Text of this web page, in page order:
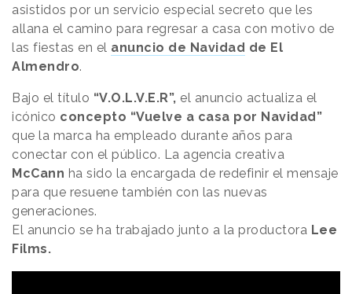
asistidos por un servicio especial secreto que les
allana el camino para regresar a casa con motivo de
las fiestas en el anuncio de Navidad de El
Almendro.
Bajo el título “V.O.L.V.E.R”, el anuncio actualiza el
icónico concepto “Vuelve a casa por Navidad”
que la marca ha empleado durante años para
conectar con el público. La agencia creativa
McCann ha sido la encargada de redefinir el mensaje
para que resuene también con las nuevas
generaciones.
El anuncio se ha trabajado junto a la productora Lee
Films.